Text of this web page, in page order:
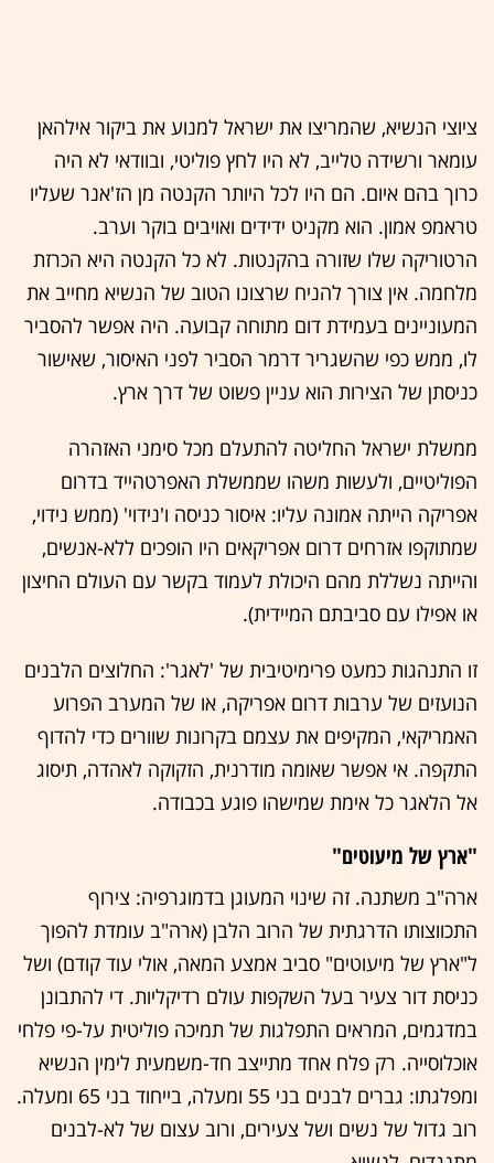
ציוצי הנשיא, שהמריצו את ישראל למנוע את ביקור אילהאן
עומאר ורשידה טלייב, לא היו לחץ פוליטי, ובוודאי לא היה
כרוך בהם איום. הם היו לכל היותר הקנטה מן הז'אנר שעליו
טראמפ אמון. הוא מקניט ידידים ואויבים בוקר וערב.
הרטוריקה שלו שזורה בהקנטות. לא כל הקנטה היא הכרזת
מלחמה. אין צורך להניח שרצונו הטוב של הנשיא מחייב את
המעוניינים בעמידת דום מתוחה קבועה. היה אפשר להסביר
לו, ממש כפי שהשגריר דרמר הסביר לפני האיסור, שאישור
כניסתן של הצירות הוא עניין פשוט של דרך ארץ.
ממשלת ישראל החליטה להתעלם מכל סימני האזהרה
הפוליטיים, ולעשות משהו שממשלת האפרטהייד בדרום
אפריקה הייתה אמונה עליו: איסור כניסה ו'נידוי' (ממש נידוי,
שמתוקפו אזרחים דרום אפריקאים היו הופכים ללא-אנשים,
והייתה נשללת מהם היכולת לעמוד בקשר עם העולם החיצון
או אפילו עם סביבתם המיידית).
זו התנהגות כמעט פרימיטיבית של 'לאגר': החלוצים הלבנים
הנועזים של ערבות דרום אפריקה, או של המערב הפרוע
האמריקאי, המקיפים את עצמם בקרונות שוורים כדי להדוף
התקפה. אי אפשר שאומה מודרנית, הזקוקה לאהדה, תיסוג
אל הלאגר כל אימת שמישהו פוגע בכבודה.
"ארץ של מיעוטים"
ארה"ב משתנה. זה שינוי המעוגן בדמוגרפיה: צירוף
התכווצותו הדרגתית של הרוב הלבן (ארה"ב עומדת להפוך
ל"ארץ של מיעוטים" סביב אמצע המאה, אולי עוד קודם) ושל
כניסת דור צעיר בעל השקפות עולם רדיקליות. די להתבונן
במדגמים, המראים התפלגות של תמיכה פוליטית על-פי פלחי
אוכלוסייה. רק פלח אחד מתייצב חד-משמעית לימין הנשיא
ומפלגתו: גברים לבנים בני 55 ומעלה, בייחוד בני 65 ומעלה.
רוב גדול של נשים ושל צעירים, ורוב עצום של לא-לבנים